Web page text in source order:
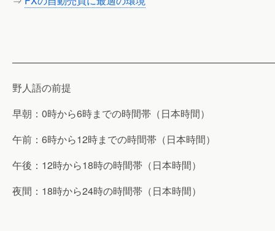
野人語の前提
早朝：0時から6時までの時間帯（日本時間）
午前：6時から12時までの時間帯（日本時間）
午後：12時から18時の時間帯（日本時間）
夜間：18時から24時の時間帯（日本時間）